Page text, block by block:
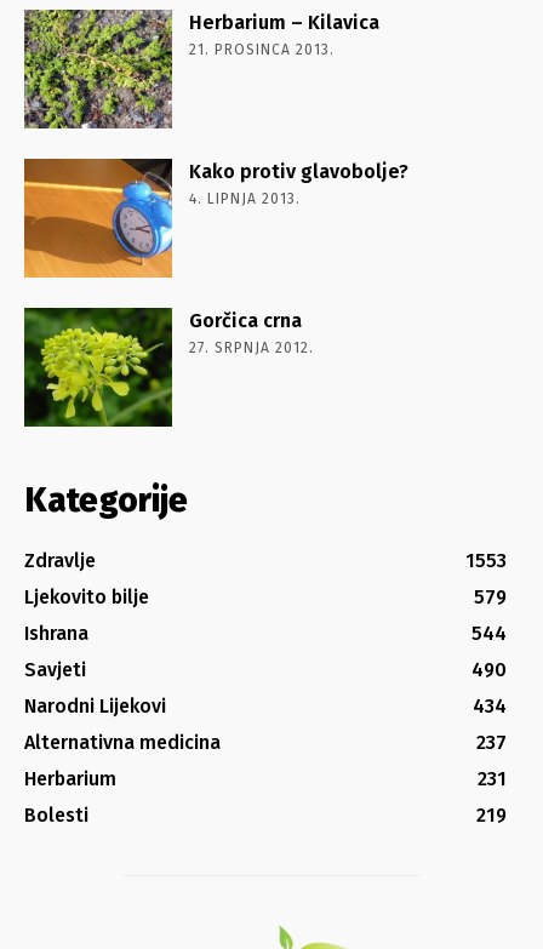
Herbarium – Kilavica
21. PROSINCA 2013.
Kako protiv glavobolje?
4. LIPNJA 2013.
Gorčica crna
27. SRPNJA 2012.
Kategorije
Zdravlje
1553
Ljekovito bilje
579
Ishrana
544
Savjeti
490
Narodni Lijekovi
434
Alternativna medicina
237
Herbarium
231
Bolesti
219